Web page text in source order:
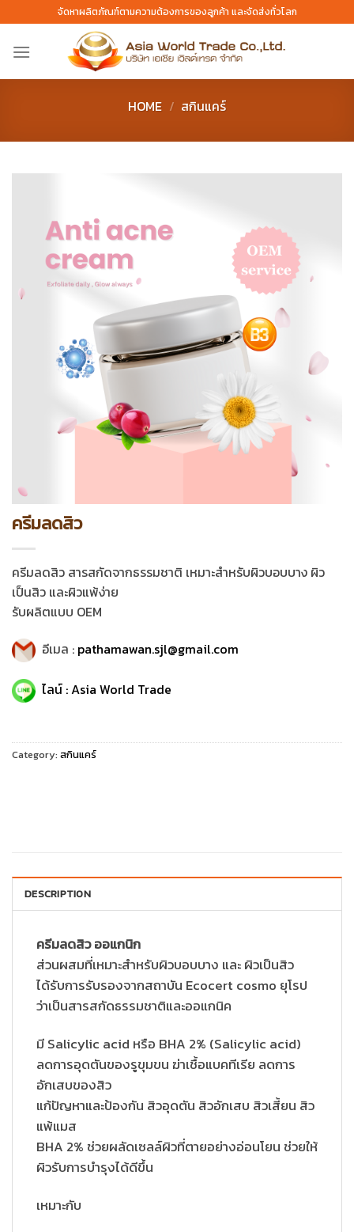
to
content
จัดหาผลิตภัณฑ์ตามความต้องการของลูกค้า และจัดส่งทั่วโลก
HOME / สกินแคร์
ครีมลดสิว
ครีมลดสิว สารสกัดจากธรรมชาติ เหมาะสำหรับผิวบอบบาง ผิว
เป็นสิว และผิวแพ้ง่าย
รับผลิตแบบ OEM
อีเมล : pathamawan.sjl@gmail.com
ไลน์ : Asia World Trade
Category: สกินแคร์
DESCRIPTION
ครีมลดสิว ออแกนิก
ส่วนผสมที่เหมาะสำหรับผิวบอบบาง และ ผิวเป็นสิว
ได้รับการรับรองจากสถาบัน Ecocert cosmo ยุโรป
ว่าเป็นสารสกัดธรรมชาติและออแกนิค
มี Salicylic acid หรือ BHA 2% (Salicylic acid)
ลดการอุดตันของรูขุมขน ฆ่าเชื้อแบคทีเรีย ลดการ
อักเสบของสิว
แก้ปัญหาและป้องกัน สิวอุดตัน สิวอักเสบ สิวเสี้ยน สิว
แพ้แมส
BHA 2% ช่วยผลัดเซลล์ผิวที่ตายอย่างอ่อนโยน ช่วยให้
ผิวรับการบำรุงได้ดีขึ้น
เหมาะกับ